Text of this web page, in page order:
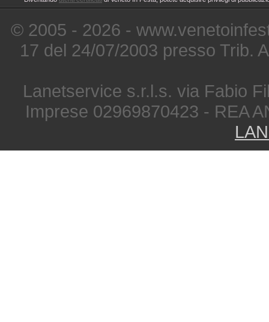
© 2005 - 2026 -
17 del 24/07/2003 presso Trib.
Lanetservice s.r.l.s. via Fabio
Imprese 02969870423 - REA